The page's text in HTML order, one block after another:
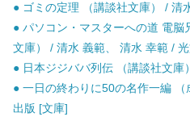
● ゴミの定理 （講談社文庫） / 清
● パソコン・マスターへの道 電脳
文庫） / 清水 義範、 清水 幸範 /
● 日本ジジババ列伝 （講談社文庫
● 一日の終わりに50の名作一編
出版 [文庫]